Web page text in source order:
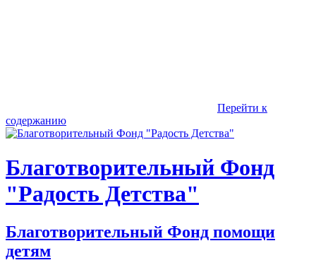
Перейти к
содержанию
Благотворительный Фонд
"Радость Детства"
Благотворительный Фонд помощи
детям